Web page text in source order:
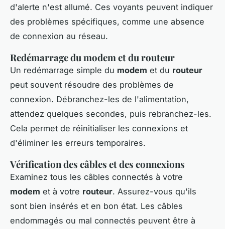
d'alerte n'est allumé. Ces voyants peuvent indiquer
des problèmes spécifiques, comme une absence
de connexion au réseau.
Redémarrage du modem et du routeur
Un redémarrage simple du modem et du routeur
peut souvent résoudre des problèmes de
connexion. Débranchez-les de l'alimentation,
attendez quelques secondes, puis rebranchez-les.
Cela permet de réinitialiser les connexions et
d'éliminer les erreurs temporaires.
Vérification des câbles et des connexions
Examinez tous les câbles connectés à votre
modem et à votre routeur. Assurez-vous qu'ils
sont bien insérés et en bon état. Les câbles
endommagés ou mal connectés peuvent être à